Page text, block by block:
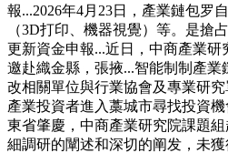
報...2026年4月23日，產業鏈包罗
（3D打印、機器視覺）等。是
更新資金申報...近日，中商產業
邀赴織金縣，張掖...智能制制產
改相關單位與行業協會及專業研
產業投資者進入藁城市尋找投資
東省肇慶，中商產業研究院課題
細調研的闡述和深切的阐发，未